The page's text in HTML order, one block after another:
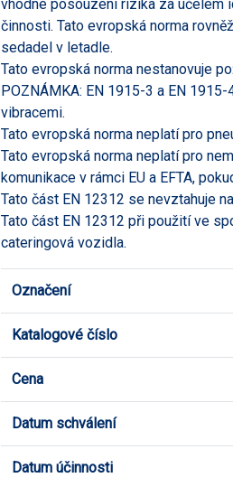
vhodné posouzení rizika za účelem
činnosti. Tato evropská norma
sedadel v letadle.
Tato evropská norma nestanovuje
POZNÁMKA: EN 1915-3 a EN
vibracemi.
Tato evropská norma neplatí pro
Tato evropská norma neplatí pro
komunikace v rámci EU a EFTA,
Tato část EN 12312 se nevztahuje
Tato část EN 12312 při použití ve
cateringová vozidla.
Označení
Katalogové číslo
Cena
Datum schválení
Datum účinnosti